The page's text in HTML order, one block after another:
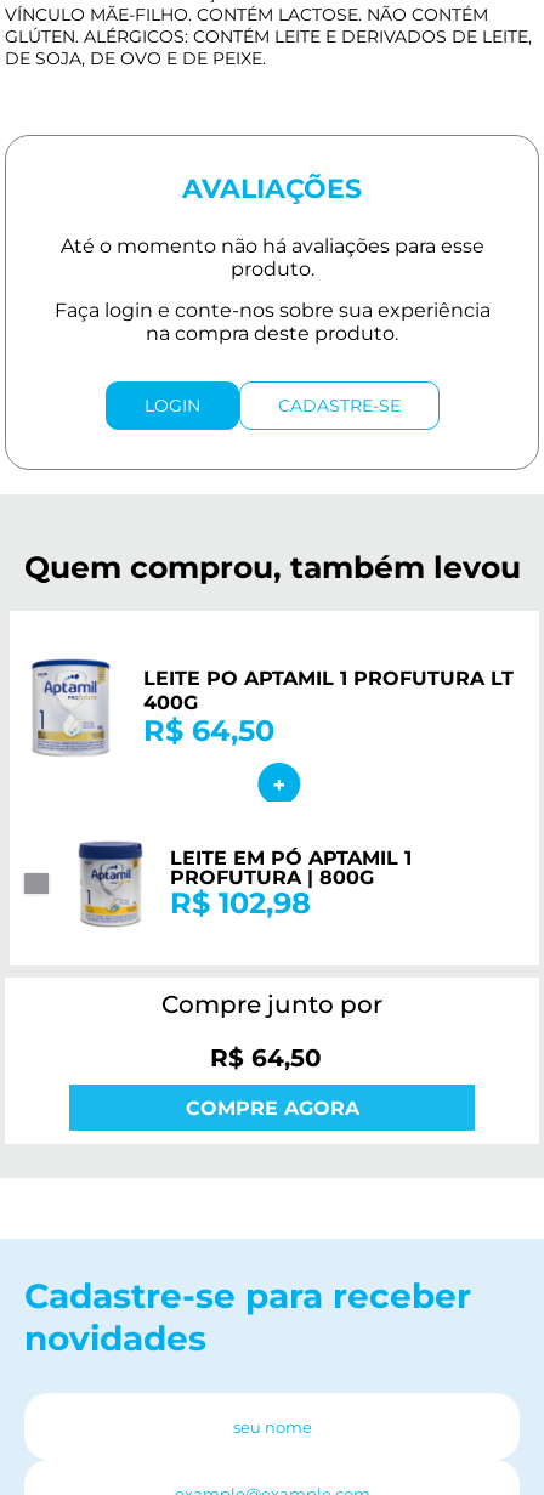
VÍNCULO MÃE-FILHO. CONTÉM LACTOSE. NÃO CONTÉM
GLÚTEN. ALÉRGICOS: CONTÉM LEITE E DERIVADOS DE LEITE,
DE SOJA, DE OVO E DE PEIXE.
AVALIAÇÕES
LOGIN CADASTRE-SE
Quem comprou, também levou
LEITE PO APTAMIL 1 PROFUTURA LT
400G
R$ 64,50
LEITE EM PÓ APTAMIL 1
PROFUTURA | 800G
R$ 102,98
Compre junto por
R$ 64,50
COMPRE AGORA
Cadastre-se para receber
novidades